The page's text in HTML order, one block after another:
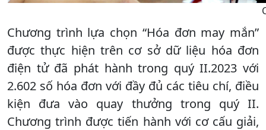
Chương trình lựa chọn “Hóa đơn may mắn”
được thực hiện trên cơ sở dữ liệu hóa đơn
điện tử đã phát hành trong quý II.2023 với
2.602 số hóa đơn với đầy đủ các tiêu chí, điều
kiện đưa vào quay thưởng trong quý II.
Chương trình được tiến hành với cơ cấu giải,